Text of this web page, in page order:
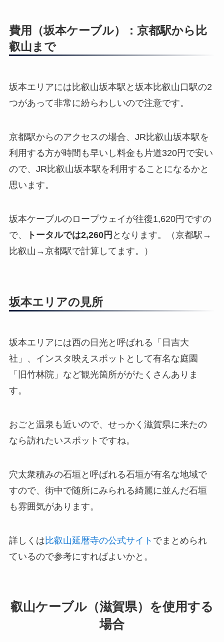
費用（坂本ケーブル）：京都駅から比
叡山まで
坂本エリアには比叡山坂本駅と坂本比叡山口駅の2
つがあって非常に紛らわしいので注意です。
京都駅からのアクセスの場合、JR比叡山坂本駅を
利用する方が時間も早いし料金も片道320円で安い
ので、JR比叡山坂本駅を利用することになるかと
思います。
坂本ケーブルのロープウェイが往復1,620円ですの
で、
トータルでは2,260円 となります。（京都駅→
比叡山→京都駅で計算してます。）
坂本エリアの見所
坂本エリアには西の日光と呼ばれる「日吉大
社」、インスタ映えスポットとして有名な庭園
「旧竹林院」など観光箇所ががたくさんありま
す。
おごと温泉も近いので、せっかく滋賀県に来たの
なら訪れたいスポットですね。
穴太衆積みの石垣と呼ばれる石垣が有名な地域で
すので、街中で随所にみられる綺麗に並んだ石垣
も雰囲気があります。
詳しくは 比叡山延暦寺の公式サイト でまとめられ
ているので参考にすればよいかと。
叡山ケーブル（滋賀県）を使用する
場合